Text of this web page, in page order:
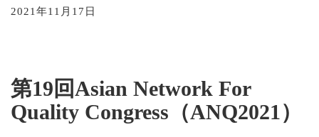
2021年11月17日
第19回Asian Network For
Quality Congress（ANQ2021）